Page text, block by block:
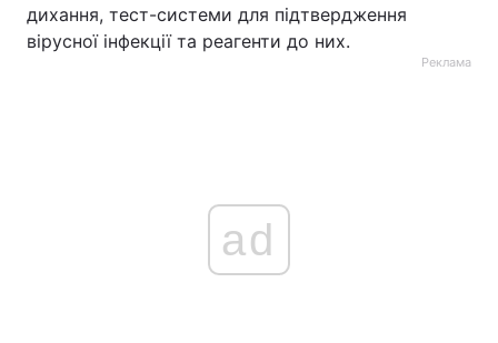
дихання, тест-системи для підтвердження
вірусної інфекції та реагенти до них.
Реклама
ad